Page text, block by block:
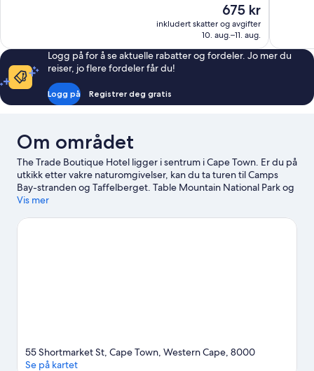
Prisen
er
675 kr
675 kr
inkludert skatter og avgifter
10. aug.–11. aug.
Logg på for å se aktuelle rabatter og fordeler. Jo mer du
reiser, jo flere fordeler får du!
Logg på Registrer deg gratis
Om området
The Trade Boutique Hotel ligger i sentrum i Cape Town. Er du på
utkikk etter vakre naturomgivelser, kan du ta turen til Camps
Bay-stranden og Taffelberget. Table Mountain National Park og
Parlamentsbygningen er to andre anbefalte steder å besøke.
Vis mer
55 Shortmarket St, Cape Town, Western Cape, 8000
Se på kartet